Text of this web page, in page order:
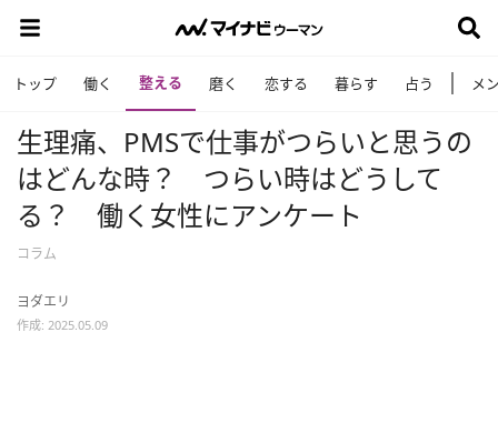
トップ 働く 整える 磨く 恋する 暮らす 占う メ
生理痛、PMSで仕事がつらいと思うの
はどんな時？ つらい時はどうして
る？ 働く女性にアンケート
コラム
ヨダエリ
作成: 2025.05.09